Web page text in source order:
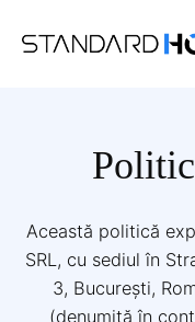
Această politică
SRL, cu sediul în
3, București,
(denumită în